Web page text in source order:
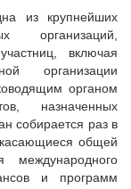
из крупнейших
организаций,
включая
организации
органом
назначенных
собирается раз в
общей
международного
и программ